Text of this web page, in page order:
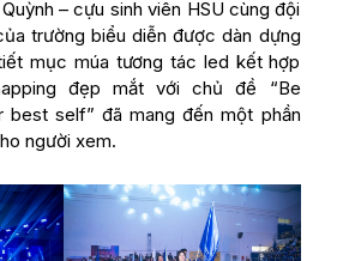
– cựu sinh viên HSU cùng đội
trường biểu diễn được dàn dựng
mục múa tương tác led kết hợp
đẹp mắt với chủ đề “Be
best self” đã mang đến một phần
người xem.